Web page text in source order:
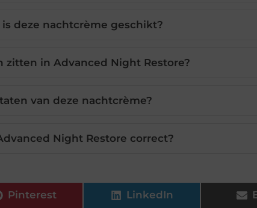
deze nachtcrème geschikt?
in Advanced Night Restore?
van deze nachtcrème?
Night Restore correct?
Pinterest LinkedIn